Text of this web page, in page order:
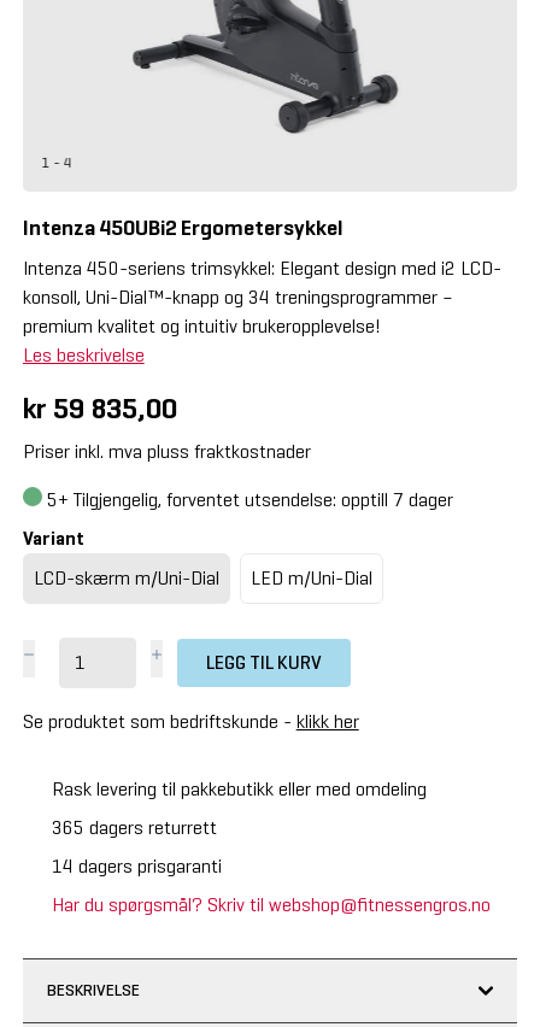
1 - 4
Intenza 450UBi2 Ergometersykkel
Intenza 450-seriens trimsykkel: Elegant design med i2 LCD-
konsoll, Uni-Dial™-knapp og 34 treningsprogrammer –
premium kvalitet og intuitiv brukeropplevelse!
Les beskrivelse
kr 59 835,00
Priser inkl. mva pluss fraktkostnader
5+ Tilgjengelig, forventet utsendelse: opptill 7 dager
Variant
LCD-skærm m/Uni-Dial
LED m/Uni-Dial
LEGG TIL KURV
Se produktet som bedriftskunde - klikk her
Rask levering til pakkebutikk eller med omdeling
365 dagers returrett
14 dagers prisgaranti
Har du spørgsmål? Skriv til webshop@fitnessengros.no
BESKRIVELSE